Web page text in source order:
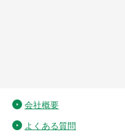
会社概要
よくある質問